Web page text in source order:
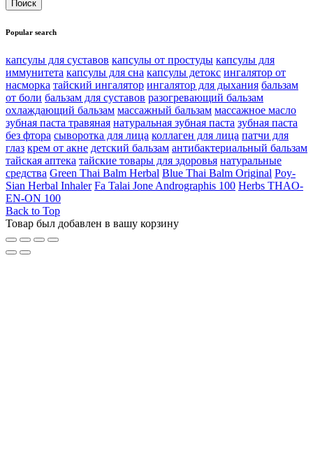
Popular search
капсулы для суставов капсулы от простуды капсулы для
иммунитета капсулы для сна капсулы детокс ингалятор от
насморка тайский ингалятор ингалятор для дыхания бальзам
от боли бальзам для суставов разогревающий бальзам
охлаждающий бальзам массажный бальзам массажное масло
зубная паста травяная натуральная зубная паста зубная паста
без фтора сыворотка для лица коллаген для лица патчи для
глаз крем от акне детский бальзам антибактериальный бальзам
тайская аптека тайские товары для здоровья натуральные
средства Green Thai Balm Herbal Blue Thai Balm Original Poy-
Sian Herbal Inhaler Fa Talai Jone Andrographis 100 Herbs THAO-
EN-ON 100
Back to Top
Товар был добавлен в вашу корзину